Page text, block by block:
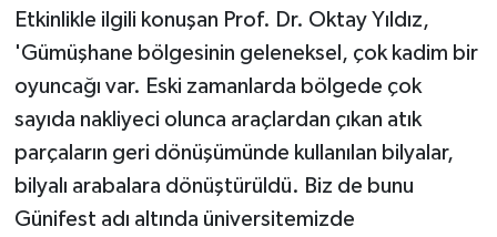
Etkinlikle ilgili konuşan Prof. Dr. Oktay Yıldız,
'Gümüşhane bölgesinin geleneksel, çok kadim bir
oyuncağı var. Eski zamanlarda bölgede çok
sayıda nakliyeci olunca araçlardan çıkan atık
parçaların geri dönüşümünde kullanılan bilyalar,
bilyalı arabalara dönüştürüldü. Biz de bunu
Günifest adı altında üniversitemizde